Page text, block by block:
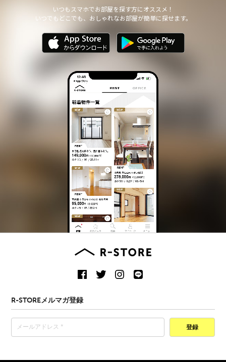
いつもスマホでお部屋を探す方にオススメ！
いつでもどこでも、おしゃれなお部屋が簡単に探せます。
R-STOREメルマガ登録
登録